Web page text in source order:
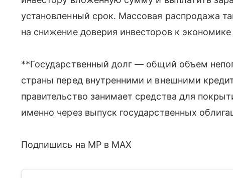
установленный срок. Массовая распродажа
на снижение доверия инвесторов к
**Государственный долг — общий объем
страны перед внутренними и внешними
правительство занимает средства для
именно через выпуск государственных
Подпишись на MP в MAX